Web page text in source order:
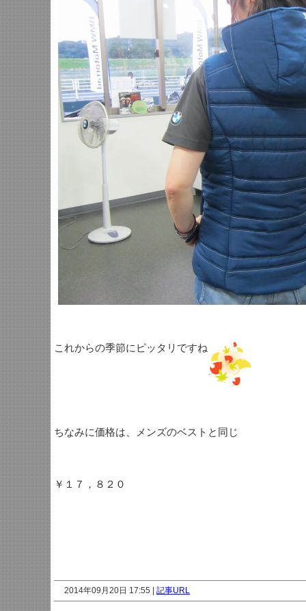
これからの季節にピッタリですね
ちなみに価格は、メンズのベストと同じ
￥１７，８２０
2014年09月20日 17:55 | 記事URL